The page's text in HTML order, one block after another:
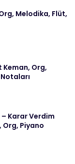
Melodika, Flüt,
Keman, Org,
Karar Verdim
Org, Piyano